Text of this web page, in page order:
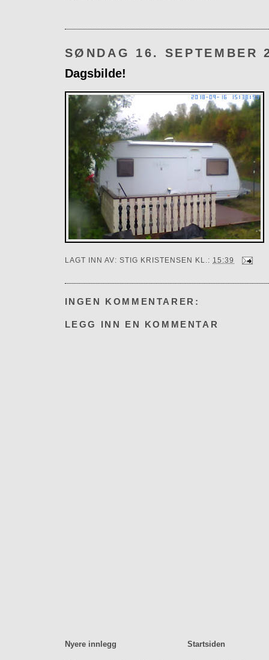
SØNDAG 16. SEPTEMBER
Dagsbilde!
LAGT INN AV: STIG KRISTENSEN KL.: 15:39
INGEN KOMMENTARER:
LEGG INN EN KOMMENTAR
Nyere innlegg Startsiden